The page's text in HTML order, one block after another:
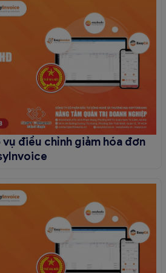
điều chỉnh giảm hóa đơn